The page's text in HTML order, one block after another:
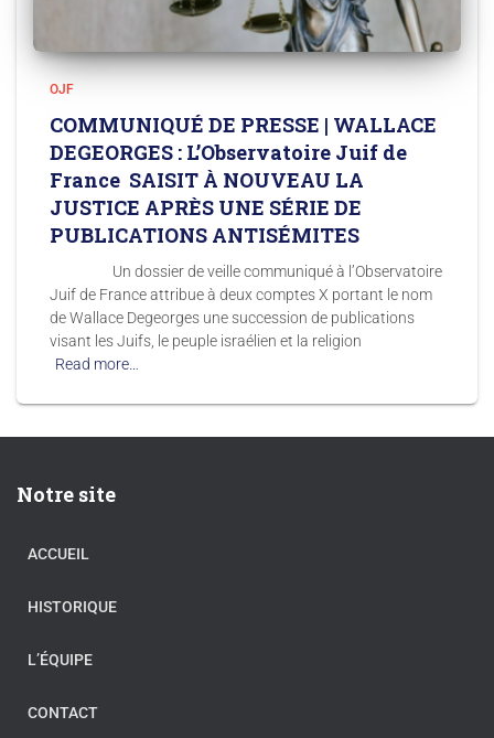
OJF
COMMUNIQUÉ DE PRESSE | WALLACE
DEGEORGES : L’Observatoire Juif de
France SAISIT À NOUVEAU LA
JUSTICE APRÈS UNE SÉRIE DE
PUBLICATIONS ANTISÉMITES
Un dossier de veille communiqué à l’Observatoire
Juif de France attribue à deux comptes X portant le nom
de Wallace Degeorges une succession de publications
visant les Juifs, le peuple israélien et la religion
Read more…
Notre site
ACCUEIL
HISTORIQUE
L’ÉQUIPE
CONTACT